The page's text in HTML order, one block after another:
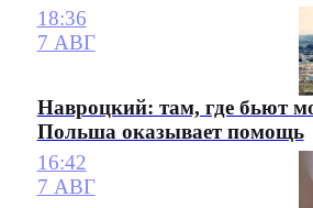
18:36
7 АВГ
Навроцкий: там, где бьют
Польша оказывает помощь
16:42
7 АВГ